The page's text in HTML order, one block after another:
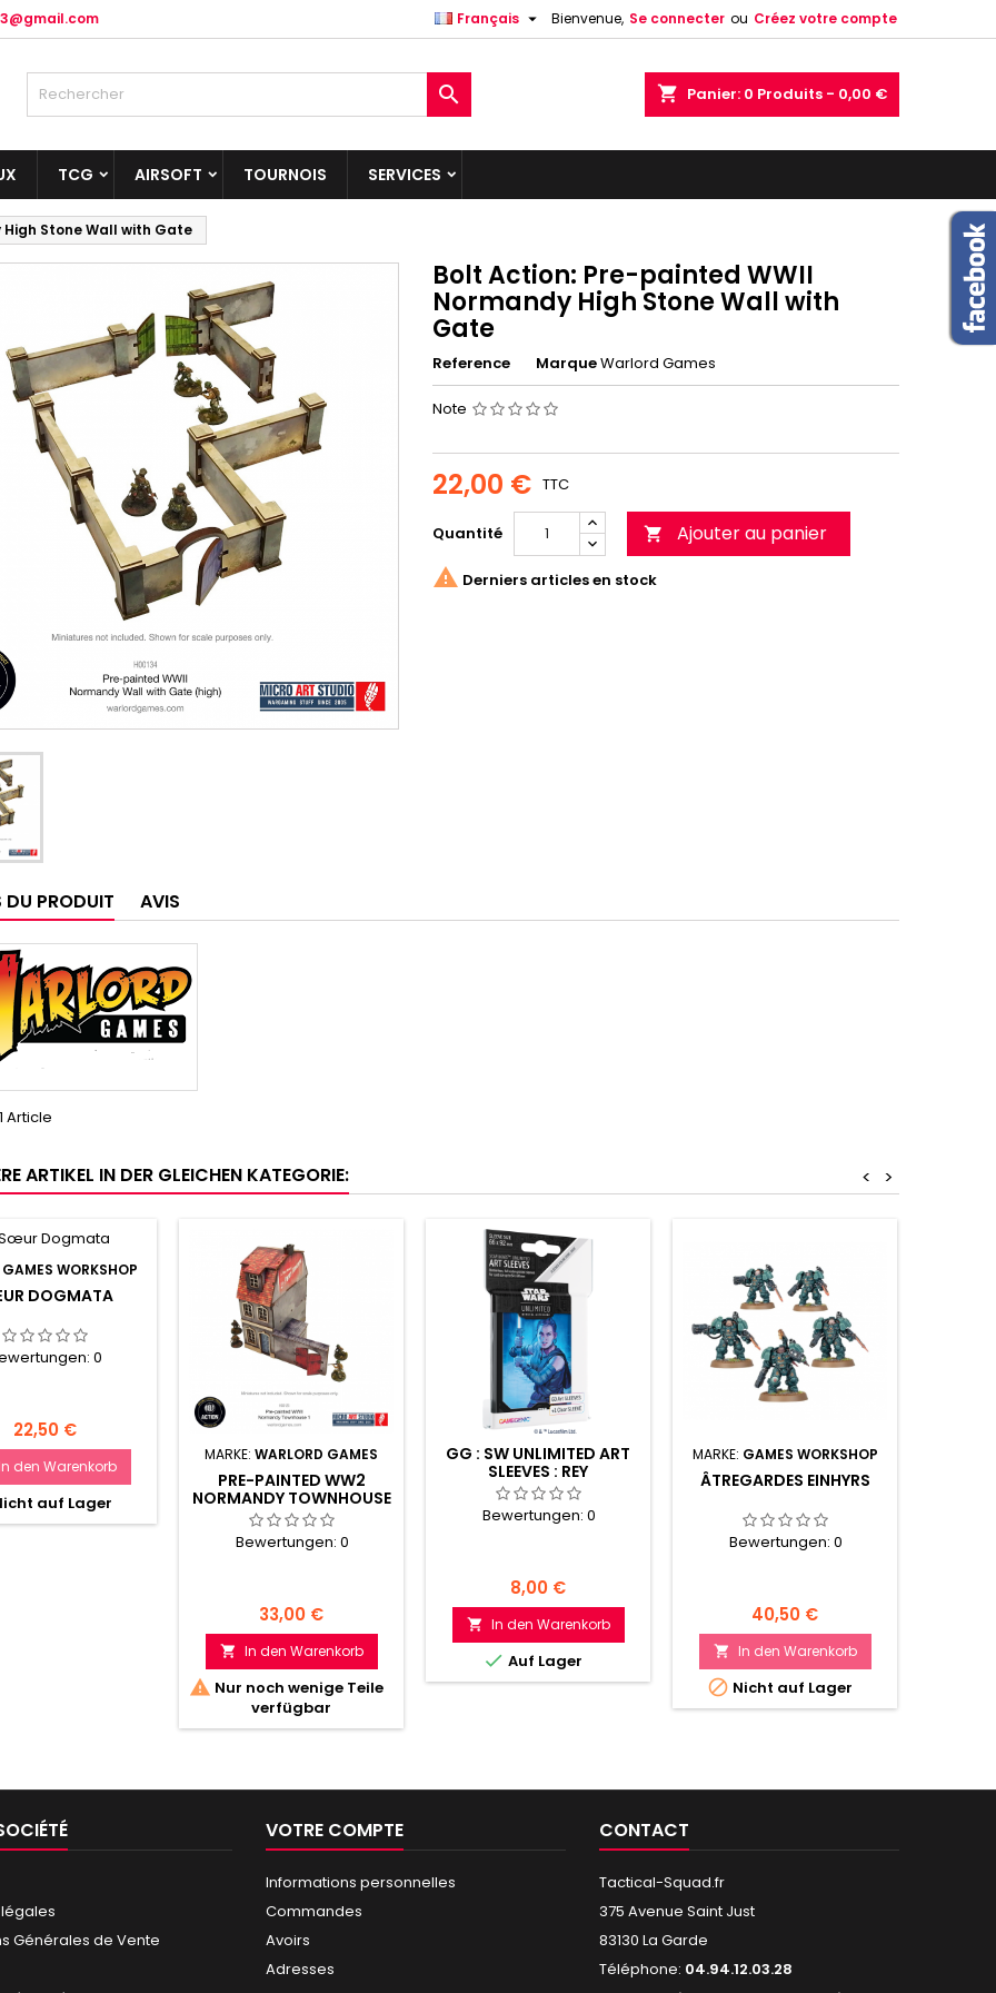
Bienvenue, Se connecter ou Créez votre compte
Français 
shopping_cart Panier: 0 Produits - 0,00 €

TCG AIRSOFT TOURNOIS SERVICES
Stone Wall with Gate
Bolt Action: Pre-painted WWII
Normandy High Stone Wall with
Gate
Reference MarqueWarlord Games
Note
22,00 € TTC
Quantité  Ajouter au panier
 Derniers articles en stock
DU PRODUIT AVIS
1 Article
ARTIKEL IN DER GLEICHEN KATEGORIE: >
<
GAMES WORKSHOP
DOGMATA
0
Preis
22,50 €
In den Warenkorb
auf Lager
MARKE: WARLORD GAMES
PRE-PAINTED WW2
NORMANDY TOWNHOUSE
1
Bewertungen: 0
Preis
33,00 €
 In den Warenkorb
 Nur noch wenige Teile
verfügbar
GG : SW UNLIMITED ART
SLEEVES : REY
Bewertungen: 0
Preis
8,00 €
 In den Warenkorb
 Auf Lager
MARKE: GAMES WORKSHOP
ÂTREGARDES EINHYRS
Bewertungen: 0
Preis
40,50 €
 In den Warenkorb
 Nicht auf Lager
Générales de Vente
VOTRE COMPTE
Informations personnelles
Commandes
Avoirs
Adresses
CONTACT
Tactical-Squad.fr
375 Avenue Saint Just
83130 La Garde
Téléphone: 04.94.12.03.28